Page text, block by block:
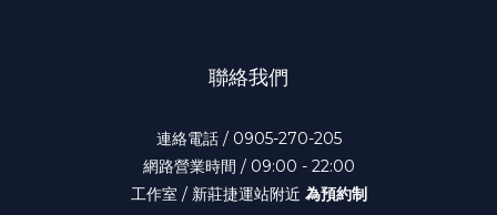
聯絡我們
連絡電話 / 0905-270-205
網路營業時間 / 09:00 - 22:00
工作室 / 新莊捷運站附近 為預約制